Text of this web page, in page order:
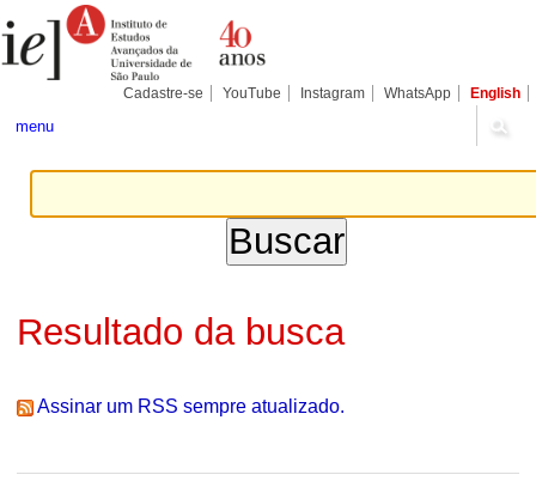
para
conteúdo.
Pessoais
Cadastre-se YouTube Instagram WhatsApp English
menu
Resultado da busca
Assinar um RSS sempre atualizado.